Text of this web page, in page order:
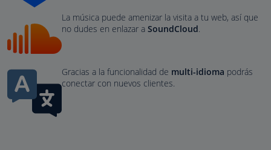
La música puede amenizar la visita a tu web, así que
no dudes en enlazar a SoundCloud.
Gracias a la funcionalidad de multi-idioma podrás
conectar con nuevos clientes.